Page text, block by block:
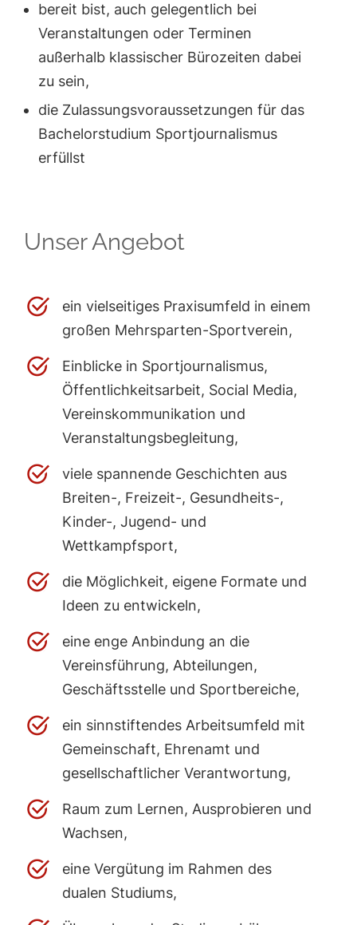
bereit bist, auch gelegentlich bei
Veranstaltungen oder Terminen
außerhalb klassischer Bürozeiten dabei
zu sein,
die Zulassungsvoraussetzungen für das
Bachelorstudium Sportjournalismus
erfüllst
Unser Angebot
ein vielseitiges Praxisumfeld in einem
großen Mehrsparten-Sportverein,
Einblicke in Sportjournalismus,
Öffentlichkeitsarbeit, Social Media,
Vereinskommunikation und
Veranstaltungsbegleitung,
viele spannende Geschichten aus
Breiten-, Freizeit-, Gesundheits-,
Kinder-, Jugend- und
Wettkampfsport,
die Möglichkeit, eigene Formate und
Ideen zu entwickeln,
eine enge Anbindung an die
Vereinsführung, Abteilungen,
Geschäftsstelle und Sportbereiche,
ein sinnstiftendes Arbeitsumfeld mit
Gemeinschaft, Ehrenamt und
gesellschaftlicher Verantwortung,
Raum zum Lernen, Ausprobieren und
Wachsen,
eine Vergütung im Rahmen des
dualen Studiums,